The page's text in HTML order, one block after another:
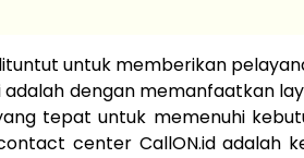
untuk memberikan
adalah dengan memanfaatkan
tepat untuk memenuhi
center CallON.id adalah